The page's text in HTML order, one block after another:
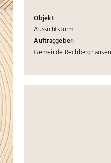
Objekt:
Aussichtsturm
Auftraggeber:
Gemeinde Rechberghausen